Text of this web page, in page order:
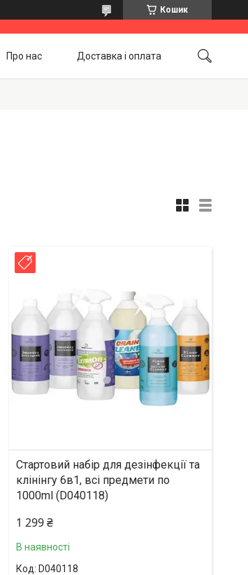
Кошик
Про нас Доставка і оплата
Стартовий набір для дезінфекції та
клінінгу 6в1, всі предмети по
1000ml (D040118)
1 299 ₴
В наявності
D040118